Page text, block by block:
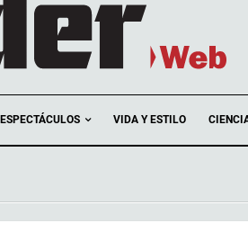
ESPECTÁCULOS VIDA Y ESTILO